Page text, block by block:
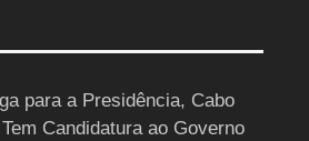
para a Presidência, Cabo
Candidatura ao Governo